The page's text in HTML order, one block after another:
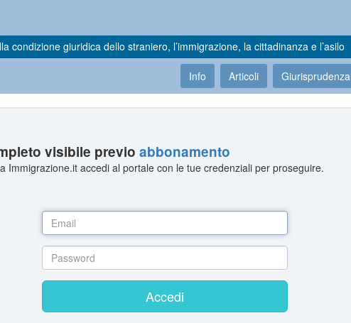
condizione giuridica dello straniero, l’immigrazione, la cittadinanza e l’asilo
Info Articoli Giurisprudenza
visibile previoabbonamento
Immigrazione.it accedi al portale con le tue credenziali per proseguire.
Accedi